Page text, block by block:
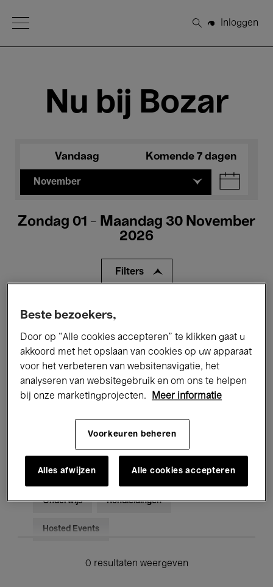
Open Menu
Zoeken
Inloggen
Nu bij Bozar
Vandaag Komende 7 dagen
November
Zondag 01 - Maandag 30 November
2026
Filters
Alle evenementen
Tentoonstellingen Films
Performances Lezingen & Debatten
Jazz Klassieke Muziek Global Music
Voor iedereen Kids’ Palace
Onderwijs Rondleidingen
Hosted Events
0 resultaten weergeven
Beste bezoekers,
Door op “Alle cookies accepteren” te klikken gaat u
akkoord met het opslaan van cookies op uw apparaat
voor het verbeteren van websitenavigatie, het
analyseren van websitegebruik en om ons te helpen
bij onze marketingprojecten.
Meer informatie
Voorkeuren beheren
Alles afwijzen Alle cookies accepteren